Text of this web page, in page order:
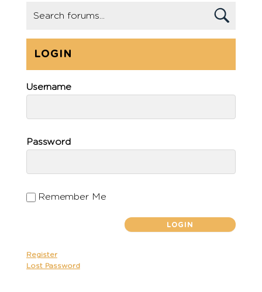
LOGIN
Username
Password
Remember Me
Register
Lost Password